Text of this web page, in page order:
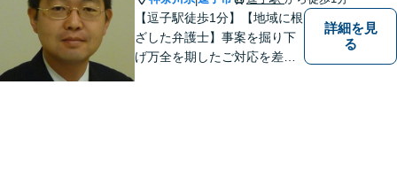
【逗子駅徒歩1分】【地域に根
ざした弁護士】事案を掘り下
げ万全を期したご対応を差し
詳細を見
る